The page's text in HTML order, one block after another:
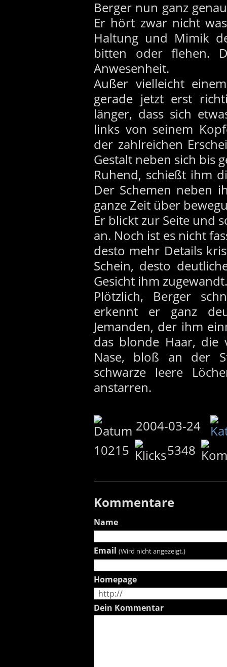
Berger nun ganz
Er hört zwar nicht
Haltung und Mimik
bitten oder flehen.
Anwesenheit.
Außer vielleicht
gerade jetzt erst
länger, dass sich
links von seinem
der zahlreichen
Gestalt neben sich bis
Ruhend, schießt ihm
Der Schemen neben
ganze Zeit über
Er blickt zur Seite und
an. Noch ist es nicht
desto mehr Details
Schein, desto
Gesicht ihm zugewandt.
Plötzlich, Berger
erkennt er ganz
Jemanden, der ihm
das blonde Haar, die
Nase, bloß an der
schwarze leere
anstarren.
2004-03-24
10215
5348
Kommentare
Name
Email (Wird nicht angezeigt.)
Homepage
Dein Kommentar